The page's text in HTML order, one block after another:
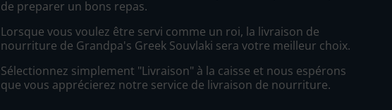
de preparer un bons repas.
Lorsque vous voulez être servi comme un roi, la livraison de
nourriture de Grandpa's Greek Souvlaki sera votre meilleur choix.
Sélectionnez simplement "Livraison" à la caisse et nous espérons
que vous apprécierez notre service de livraison de nourriture.